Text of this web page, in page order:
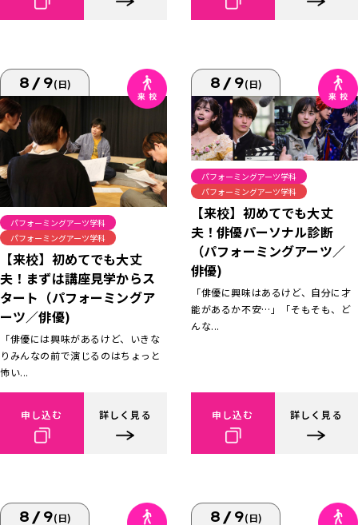
8/9(日)
パフォーミングアーツ学科
パフォーミングアーツ学科
【来校】初めてでも大丈
夫！まずは講座見学からス
タート（パフォーミングア
ーツ／俳優)
「俳優には興味があるけど、いきな
りみんなの前で演じるのはちょっと
怖い...
申し込む 詳しく見る
8/9(日)
パフォーミングアーツ学科
パフォーミングアーツ学科
【来校】初めてでも大丈
夫！俳優パーソナル診断
（パフォーミングアーツ／
俳優)
「俳優に興味はあるけど、自分に才
能があるか不安…」「そもそも、ど
んな...
申し込む 詳しく見る
8/9(日) 8/9(日)